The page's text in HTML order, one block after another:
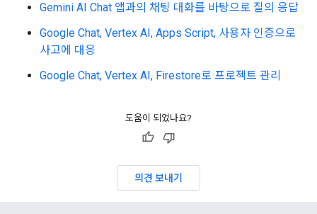
Gemini AI Chat 앱과의 채팅 대화를 바탕으로 질의 응답
Google Chat, Vertex AI, Apps Script, 사용자 인증으로
사고에 대응
Google Chat, Vertex AI, Firestore로 프로젝트 관리
도움이 되었나요?
의견 보내기